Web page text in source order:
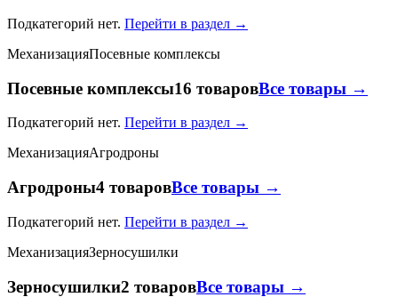
Подкатегорий нет. Перейти в раздел →
МеханизацияПосевные комплексы
Посевные комплексы16 товаровВсе товары →
Подкатегорий нет. Перейти в раздел →
МеханизацияАгродроны
Агродроны4 товаровВсе товары →
Подкатегорий нет. Перейти в раздел →
МеханизацияЗерносушилки
Зерносушилки2 товаровВсе товары →